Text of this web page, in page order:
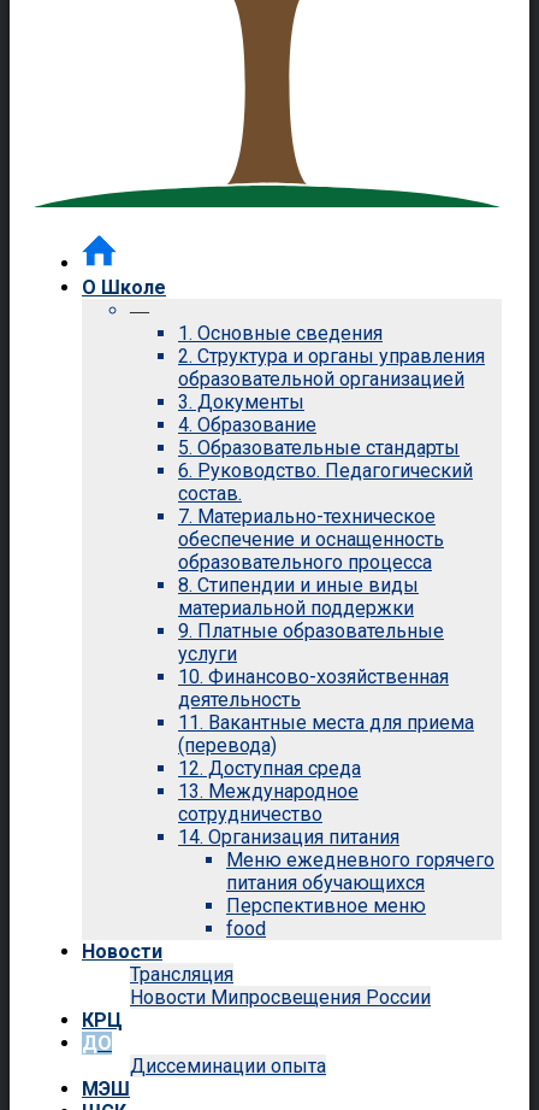
О Школе
—
1. Основные сведения
2. Структура и органы управления
образовательной организацией
3. Документы
4. Образование
5. Образовательные стандарты
6. Руководство. Педагогический
состав.
7. Материально-техническое
обеспечение и оснащенность
образовательного процесса
8. Стипендии и иные виды
материальной поддержки
9. Платные образовательные
услуги
10. Финансово-хозяйственная
деятельность
11. Вакантные места для приема
(перевода)
12. Доступная среда
13. Международное
сотрудничество
14. Организация питания
Меню ежедневного горячего
питания обучающихся
Перспективное меню
food
Новости
Трансляция
Новости Мипросвещения России
КРЦ
ДО
Диссеминации опыта
МЭШ